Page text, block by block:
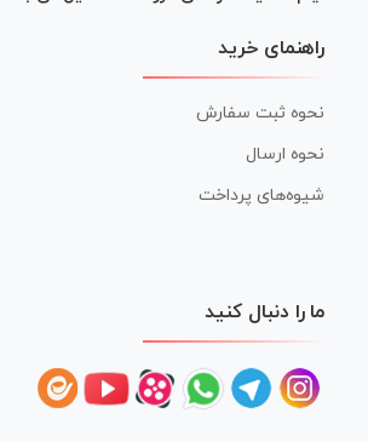
راهنمای خرید
نحوه ثبت سفارش
نحوه ارسال
شیوه‌های پرداخت
ما را دنبال کنید